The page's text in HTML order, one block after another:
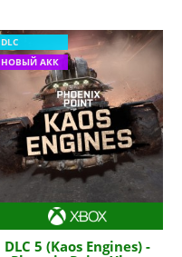
DLC
НОВЫЙ АКК
DLC 5 (Kaos Engines) -